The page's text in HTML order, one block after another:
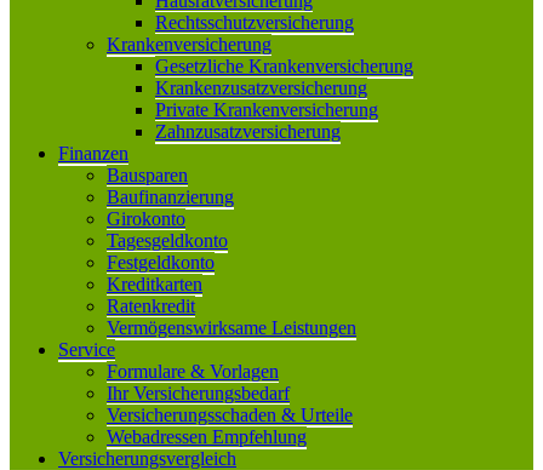
Rechtsschutzversicherung
Krankenversicherung
Gesetzliche Krankenversicherung
Krankenzusatzversicherung
Private Krankenversicherung
Zahnzusatzversicherung
Finanzen
Bausparen
Baufinanzierung
Girokonto
Tagesgeldkonto
Festgeldkonto
Kreditkarten
Ratenkredit
Vermögenswirksame Leistungen
Service
Formulare & Vorlagen
Ihr Versicherungsbedarf
Versicherungsschaden & Urteile
Webadressen Empfehlung
Versicherungsvergleich